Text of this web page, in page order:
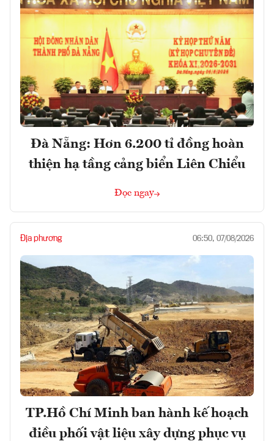
Đà Nẵng: Hơn 6.200 tỉ đồng hoàn
thiện hạ tầng cảng biển Liên Chiểu
Đọc ngay
Địa phương 06:50, 07/08/2026
TP.Hồ Chí Minh ban hành kế hoạch
điều phối vật liệu xây dựng phục vụ